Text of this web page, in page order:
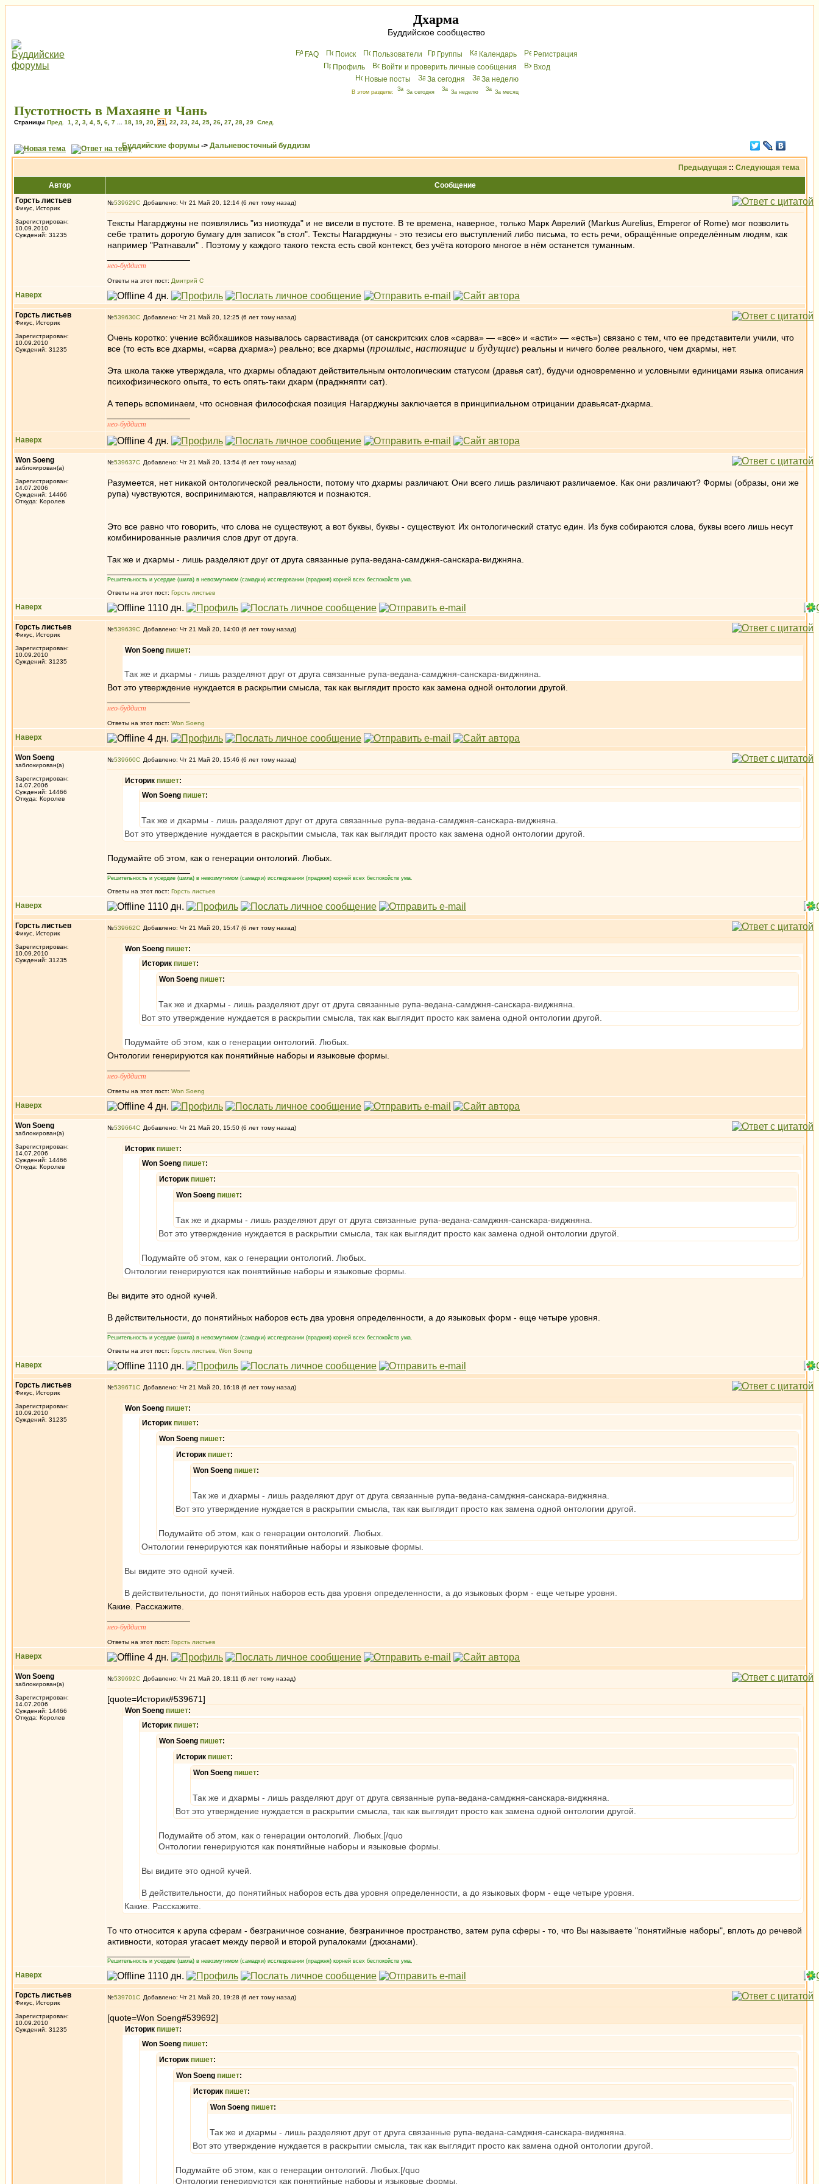
Дхарма
Буддийское сообщество
FAQ Поиск Пользователи Группы Календарь
Peгиcтрaция
Профиль
Войти и проверить личные сообщения
Вхoд
Новые посты
За сегодня За неделю
В этом разделе: За сегодня За неделю За месяц
Пустотность в Махаяне и Чань
Страницы Пред. 1 2 3 4 5 6 7 18 19 20 21 22 23 24 25 26 27 28 29 След.
Буддийские форумы -> Дальневосточный буддизм
Предыдущая :: Следующая тема
Автор
Сообщение
Горсть листьев
Фикус, Историк
Зарегистрирован:
10.09.2010
Суждений: 31235
№539629 Добавлено: Чт 21 Май 20, 12:14 (6 лет тому назад)
Тексты Нагарджуны не появлялись "из ниоткуда" и не висели в пустоте. В те времена, наверное, только Марк Аврелий (Markus Aurelius, Emperor of Rome) мог позволить
себе тратить дорогую бумагу для записок "в стол". Тексты Нагарджуны - это тезисы его выступлений либо письма, то есть речи, обращённые определённым людям, как
например "Ратнавали" . Поэтому у каждого такого текста есть свой контекст, без учёта которого многое в нём останется туманным.
нео-буддист
Ответы на этот пост: Дмитрий С
Наверх
Горсть листьев
Фикус, Историк
Зарегистрирован:
10.09.2010
Суждений: 31235
№539630 Добавлено: Чт 21 Май 20, 12:25 (6 лет тому назад)
Очень коротко: учение всйбхашиков называлось сарвастивада (от санскритских слов «сарва» — «все» и «асти» — «есть») связано с тем, что ее представители учили, что
все (то есть все дхармы, «сарва дхарма») реально; все дхармы (прошлые, настоящие и будущие) реальны и ничего более реального, чем дхармы, нет.
Эта школа также утверждала, что дхармы обладают действительным онтологическим статусом (дравья сат), будучи одновременно и условными единицами языка описания
психофизического опыта, то есть опять-таки дхарм (праджняпти сат).
А теперь вспоминаем, что основная философская позиция Нагарджуны заключается в принципиальном отрицании дравьясат-дхарма.
нео-буддист
Наверх
Won Soeng
заблокирован(а)
Зарегистрирован:
14.07.2006
Суждений: 14466
Откуда: Королев
№539637 Добавлено: Чт 21 Май 20, 13:54 (6 лет тому назад)
Разумеется, нет никакой онтологической реальности, потому что дхармы различают. Они всего лишь различают различаемое. Как они различают? Формы (образы, они же
рупа) чувствуются, воспринимаются, направляются и познаются.
Это все равно что говорить, что слова не существуют, а вот буквы, буквы - существуют. Их онтологический статус един. Из букв собираются слова, буквы всего лишь несут
комбинированные различия слов друг от друга.
Так же и дхармы - лишь разделяют друг от друга связанные рупа-ведана-самджня-санскара-виджняна.
Решительность и усердие (шила) в невозмутимом (самадхи) исследовании (праджня) корней всех беспокойств ума.
Ответы на этот пост: Горсть листьев
Наверх
Горсть листьев
Фикус, Историк
Зарегистрирован:
10.09.2010
Суждений: 31235
№539639 Добавлено: Чт 21 Май 20, 14:00 (6 лет тому назад)
Won Soeng пишет:
Так же и дхармы - лишь разделяют друг от друга связанные рупа-ведана-самджня-санскара-виджняна.
Вот это утверждение нуждается в раскрытии смысла, так как выглядит просто как замена одной онтологии другой.
нео-буддист
Ответы на этот пост: Won Soeng
Наверх
Won Soeng
заблокирован(а)
Зарегистрирован:
14.07.2006
Суждений: 14466
Откуда: Королев
№539660 Добавлено: Чт 21 Май 20, 15:46 (6 лет тому назад)
Историк пишет:
Won Soeng пишет:
Так же и дхармы - лишь разделяют друг от друга связанные рупа-ведана-самджня-санскара-виджняна.
Вот это утверждение нуждается в раскрытии смысла, так как выглядит просто как замена одной онтологии другой.
Подумайте об этом, как о генерации онтологий. Любых.
Решительность и усердие (шила) в невозмутимом (самадхи) исследовании (праджня) корней всех беспокойств ума.
Ответы на этот пост: Горсть листьев
Наверх
Горсть листьев
Фикус, Историк
Зарегистрирован:
10.09.2010
Суждений: 31235
№539662 Добавлено: Чт 21 Май 20, 15:47 (6 лет тому назад)
Won Soeng пишет:
Историк пишет:
Won Soeng пишет:
Так же и дхармы - лишь разделяют друг от друга связанные рупа-ведана-самджня-санскара-виджняна.
Вот это утверждение нуждается в раскрытии смысла, так как выглядит просто как замена одной онтологии другой.
Подумайте об этом, как о генерации онтологий. Любых.
Онтологии генерируются как понятийные наборы и языковые формы.
нео-буддист
Ответы на этот пост: Won Soeng
Наверх
Won Soeng
заблокирован(а)
Зарегистрирован:
14.07.2006
Суждений: 14466
Откуда: Королев
№539664 Добавлено: Чт 21 Май 20, 15:50 (6 лет тому назад)
Историк пишет:
Won Soeng пишет:
Историк пишет:
Won Soeng пишет:
Так же и дхармы - лишь разделяют друг от друга связанные рупа-ведана-самджня-санскара-виджняна.
Вот это утверждение нуждается в раскрытии смысла, так как выглядит просто как замена одной онтологии другой.
Подумайте об этом, как о генерации онтологий. Любых.
Онтологии генерируются как понятийные наборы и языковые формы.
Вы видите это одной кучей.
В действительности, до понятийных наборов есть два уровня определенности, а до языковых форм - еще четыре уровня.
Решительность и усердие (шила) в невозмутимом (самадхи) исследовании (праджня) корней всех беспокойств ума.
Ответы на этот пост: Горсть листьев Won Soeng
Наверх
Горсть листьев
Фикус, Историк
Зарегистрирован:
10.09.2010
Суждений: 31235
№539671 Добавлено: Чт 21 Май 20, 16:18 (6 лет тому назад)
Won Soeng пишет:
Историк пишет:
Won Soeng пишет:
Историк пишет:
Won Soeng пишет:
Так же и дхармы - лишь разделяют друг от друга связанные рупа-ведана-самджня-санскара-виджняна.
Вот это утверждение нуждается в раскрытии смысла, так как выглядит просто как замена одной онтологии другой.
Подумайте об этом, как о генерации онтологий. Любых.
Онтологии генерируются как понятийные наборы и языковые формы.
Вы видите это одной кучей.
В действительности, до понятийных наборов есть два уровня определенности, а до языковых форм - еще четыре уровня.
Какие. Расскажите.
нео-буддист
Ответы на этот пост: Горсть листьев
Наверх
Won Soeng
заблокирован(а)
Зарегистрирован:
14.07.2006
Суждений: 14466
Откуда: Королев
№539692 Добавлено: Чт 21 Май 20, 18:11 (6 лет тому назад)
[quote=Историк#539671]
Won Soeng пишет:
Историк пишет:
Won Soeng пишет:
Историк пишет:
Won Soeng пишет:
Так же и дхармы - лишь разделяют друг от друга связанные рупа-ведана-самджня-санскара-виджняна.
Вот это утверждение нуждается в раскрытии смысла, так как выглядит просто как замена одной онтологии другой.
Подумайте об этом, как о генерации онтологий. Любых.[/quo
Онтологии генерируются как понятийные наборы и языковые формы.
Вы видите это одной кучей.
В действительности, до понятийных наборов есть два уровня определенности, а до языковых форм - еще четыре уровня.
Какие. Расскажите.
То что относится к арупа сферам - безграничное сознание, безграничное пространство, затем рупа сферы - то, что Вы называете "понятийные наборы", вплоть до речевой
активности, которая угасает между первой и второй рупалоками (джханами).
Решительность и усердие (шила) в невозмутимом (самадхи) исследовании (праджня) корней всех беспокойств ума.
Наверх
Горсть листьев
Фикус, Историк
Зарегистрирован:
10.09.2010
Суждений: 31235
№539701 Добавлено: Чт 21 Май 20, 19:28 (6 лет тому назад)
[quote=Won Soeng#539692]
Историк пишет:
Won Soeng пишет:
Историк пишет:
Won Soeng пишет:
Историк пишет:
Won Soeng пишет:
Так же и дхармы - лишь разделяют друг от друга связанные рупа-ведана-самджня-санскара-виджняна.
Вот это утверждение нуждается в раскрытии смысла, так как выглядит просто как замена одной онтологии другой.
Подумайте об этом, как о генерации онтологий. Любых.[/quo
Онтологии генерируются как понятийные наборы и языковые формы.